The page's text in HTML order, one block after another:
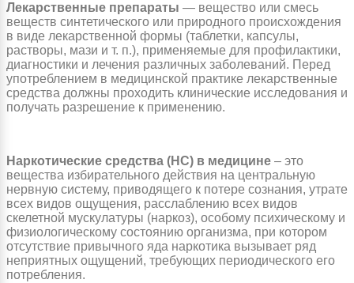
Лекарственные препараты — вещество или смесь
веществ синтетического или природного происхождения
в виде лекарственной формы (таблетки, капсулы,
растворы, мази и т. п.), применяемые для профилактики,
диагностики и лечения различных заболеваний. Перед
употреблением в медицинской практике лекарственные
средства должны проходить клинические исследования и
получать разрешение к применению.
Наркотические средства (НС) в медицине – это
вещества избирательного действия на центральную
нервную систему, приводящего к потере сознания, утрате
всех видов ощущения, расслаблению всех видов
скелетной мускулатуры (наркоз), особому психическому и
физиологическому состоянию организма, при котором
отсутствие привычного яда наркотика вызывает ряд
неприятных ощущений, требующих периодического его
потребления.